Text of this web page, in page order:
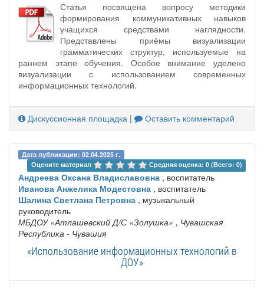
Статья посвящена вопросу методики
формирования коммуникативных навыков
учащихся средствами наглядности.
Представлены приёмы визуализации
грамматических структур, используемые на
раннем этапе обучения. Особое внимание уделено
визуализации с использованием современных
информационных технологий.
Дискуссионная площадка | Оставить комментарий
Дата публикации: 02.04.2025 г.
Оцените материал
Средняя оценка: 0 (Всего: 0)
Андреева Оксана Владиславовна , воспитатель
Иванова Анжелика Модестовна , воспитатель
Шалина Светлана Петровна , музыкальный
руководитель
МБДОУ «Атлашевский Д/С «Золушка» , Чувашская
Республика - Чувашия
«Использование информационных технологий в
ДОУ»